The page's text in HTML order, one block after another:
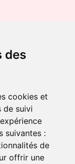
des
cookies et
de suivi
suivantes :
de
offrir une